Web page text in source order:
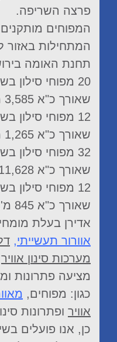
פרצה השריפה.
המפוחים
המתחילות באזור
תחנת האומה
20 מפוחי
שאורך כ"א 3,585 מ'.
12 מפוחי
שאורך כ"א 1,265 מ'.
32 מפוחי
שאורך כ"א 11,628 מ'.
12 מפוחי
שאורך כ"א 845 מ'.
אדירן בעלת
אוורור תעשייתי,
מערכות סינון אוויר
מציעה פתרונות
כגון: מפוחים,
אוויר ופתרונות
כן, אנו פועלים